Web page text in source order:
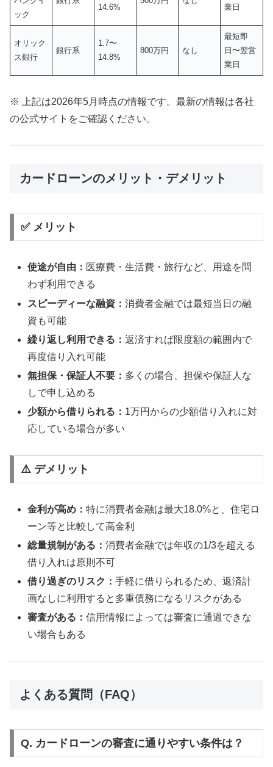
ック
14.6%
業日
オリック
ス銀行
銀行系
1.7〜
14.8%
800万円 なし
最短即
日〜翌営
業日
※ 上記は2026年5月時点の情報です。最新の情報は各社
の公式サイトをご確認ください。
カードローンのメリット・デメリット
✅ メリット
使途が自由： 医療費・生活費・旅行など、用途を問
わず利用できる
スピーディーな融資：消費者金融では最短当日の融
資も可能
繰り返し利用できる：返済すれば限度額の範囲内で
再度借り入れ可能
無担保・保証人不要： 多くの場合、担保や保証人な
しで申し込める
少額から借りられる： 1万円からの少額借り入れに対
応している場合が多い
⚠️ デメリット
金利が高め：特に消費者金融は最大18.0%と、住宅ロ
ーン等と比較して高金利
総量規制がある：消費者金融では年収の1/3を超える
借り入れは原則不可
借り過ぎのリスク：手軽に借りられるため、返済計
画なしに利用すると多重債務になるリスクがある
審査がある：信用情報によっては審査に通過できな
い場合もある
よくある質問（FAQ）
Q. カードローンの審査に通りやすい条件は？